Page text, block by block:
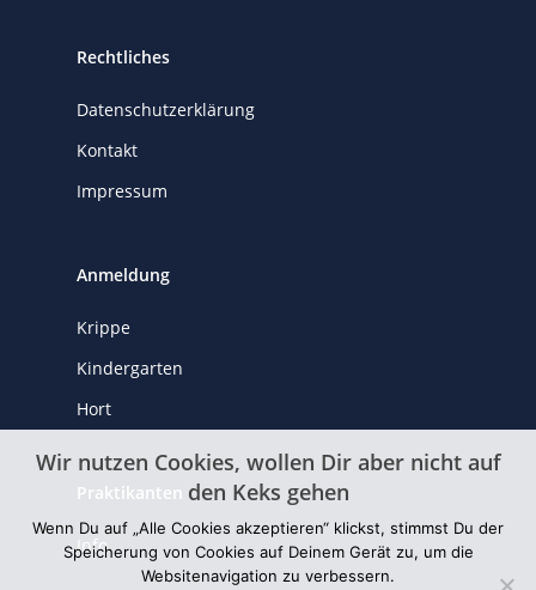
Rechtliches
Datenschutzerklärung
Kontakt
Impressum
Anmeldung
Krippe
Kindergarten
Hort
Praktikanten
Info
Wir nutzen Cookies, wollen Dir aber nicht auf
den Keks gehen
Wenn Du auf „Alle Cookies akzeptieren“ klickst, stimmst Du der
Speicherung von Cookies auf Deinem Gerät zu, um die
Websitenavigation zu verbessern.